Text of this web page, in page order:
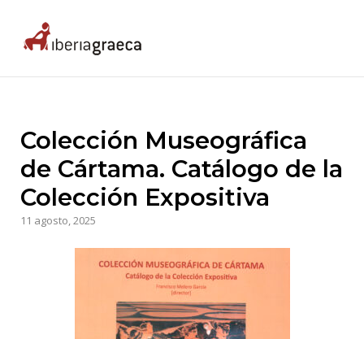
content
Home
Colección Museográfica
de Cártama. Catálogo de la
Colección Expositiva
11 agosto, 2025